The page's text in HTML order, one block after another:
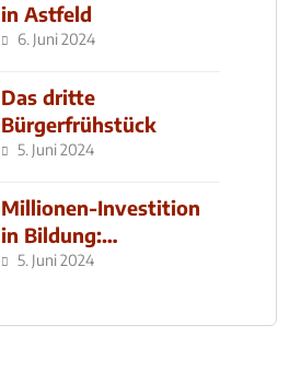
in Astfeld
6. Juni 2024
Das dritte
Bürgerfrühstück
5. Juni 2024
Millionen-Investition
in Bildung:
Schulzentrum-Neubau
5. Juni 2024